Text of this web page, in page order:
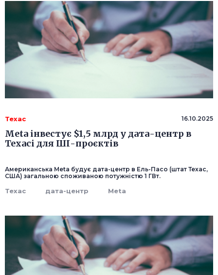
Техас 16.10.2025
Meta інвестує $1,5 млрд у дата-центр в
Техасі для ШІ-проєктів
Американська Meta будує дата-центр в Ель-Пасо (штат Техас,
США) загальною споживаною потужністю 1 ГВт.
Техас дата-центр Meta